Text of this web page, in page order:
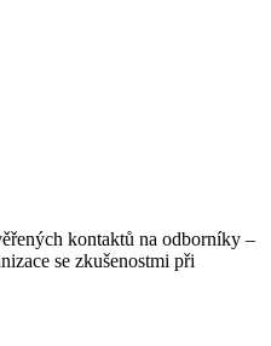
kontaktů na odborníky –
se zkušenostmi při